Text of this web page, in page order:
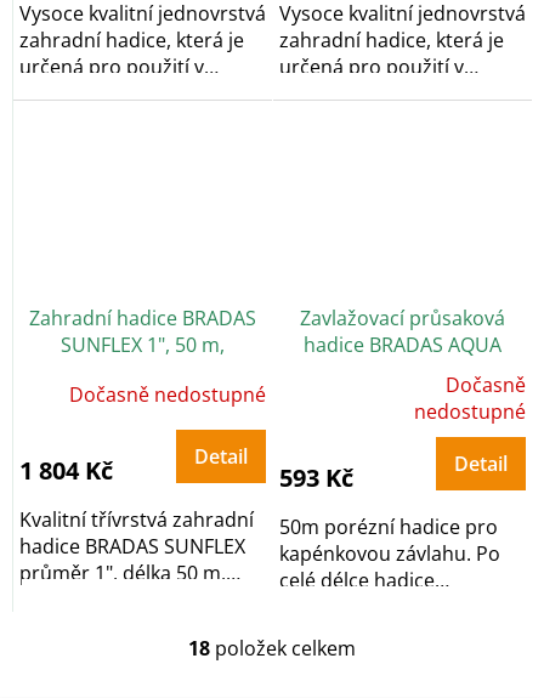
Vysoce kvalitní jednovrstvá
zahradní hadice, která je
určená pro použití v
zemědělství...
Vysoce kvalitní jednovrstvá
zahradní hadice, která je
určená pro použití v
zemědělství...
Zahradní hadice BRADAS
SUNFLEX 1", 50 m,
Dočasně nedostupné
1 804 Kč Detail
Kvalitní třívrstvá zahradní
hadice BRADAS SUNFLEX
průměr 1", délka 50 m,
Zavlažovací průsaková
hadice BRADAS AQUA
DROP 1/2", 50 m
z
5
Dočasně
nedostupné
593 Kč Detail
50m porézní hadice pro
kapénkovou závlahu. Po
celé délce hadice
O
18 položek celkem